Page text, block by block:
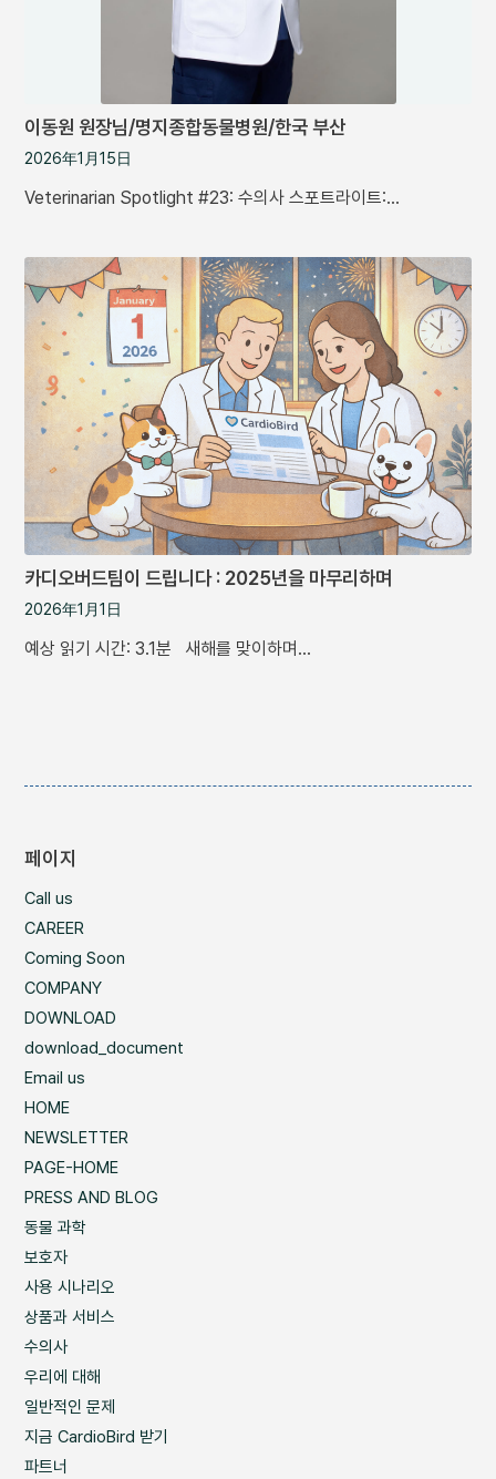
이동원 원장님/명지종합동물병원/한국 부산
2026年1月15日
Veterinarian Spotlight #23: 수의사 스포트라이트:…
카디오버드팀이 드립니다 : 2025년을 마무리하며
2026年1月1日
예상 읽기 시간: 3.1분 새해를 맞이하며…
페이지
Call us
CAREER
Coming Soon
COMPANY
DOWNLOAD
download_document
Email us
HOME
NEWSLETTER
PAGE-HOME
PRESS AND BLOG
동물 과학
보호자
사용 시나리오
상품과 서비스
수의사
우리에 대해
일반적인 문제
지금 CardioBird 받기
파트너